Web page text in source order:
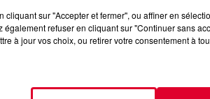
le hit « Free » d’Ultra Nate
Feel U"
cliquant sur "Accepter et fermer", ou affiner en
également refuser en cliquant sur "Continuer sans
à jour vos choix, ou retirer votre consentement à